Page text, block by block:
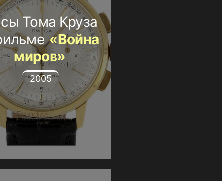
Тома Круза
«Война
миров»
2005